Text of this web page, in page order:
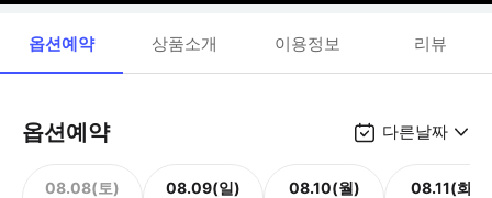
옵션예약 상품소개 이용정보 리뷰
옵션예약 다른날짜
08.08(토) 08.09(일) 08.10(월) 08.11(화)